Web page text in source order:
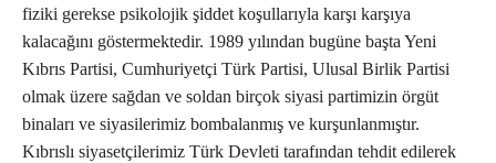
fiziki gerekse psikolojik şiddet koşullarıyla karşı karşıya
kalacağını göstermektedir. 1989 yılından bugüne başta Yeni
Kıbrıs Partisi, Cumhuriyetçi Türk Partisi, Ulusal Birlik Partisi
olmak üzere sağdan ve soldan birçok siyasi partimizin örgüt
binaları ve siyasilerimiz bombalanmış ve kurşunlanmıştır.
Kıbrıslı siyasetçilerimiz Türk Devleti tarafından tehdit edilerek